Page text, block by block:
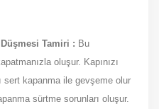
Tamiri : Bu
oluşur. Kapınızı
sert kapanma ile gevşeme olur
sürtme sorunları oluşur.